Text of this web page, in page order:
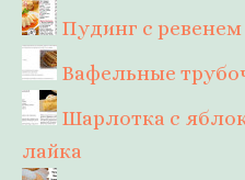
Пудинг с ревенем
Вафельные
Шарлотка с
лайка